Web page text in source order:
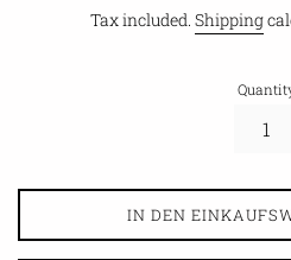
Tax included. Shipping
IN DEN